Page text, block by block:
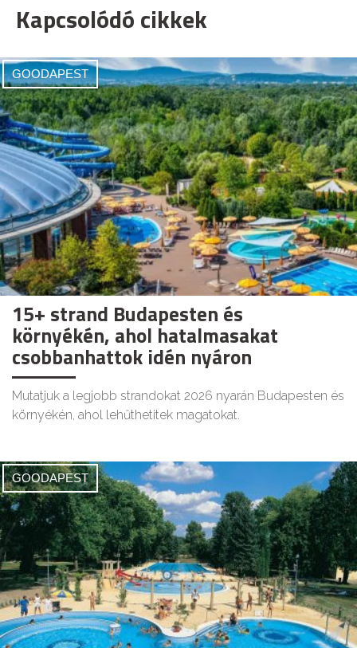
Kapcsolódó cikkek
GOODAPEST
15+ strand Budapesten és
környékén, ahol hatalmasakat
csobbanhattok idén nyáron
Mutatjuk a legjobb strandokat 2026 nyarán Budapesten és
környékén, ahol lehűthetitek magatokat.
GOODAPEST